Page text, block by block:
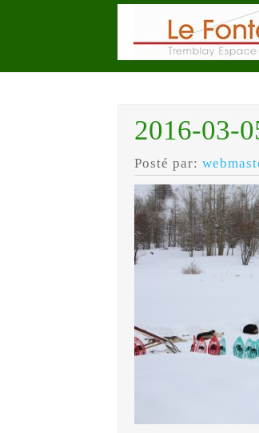
2016-03-
Posté par: